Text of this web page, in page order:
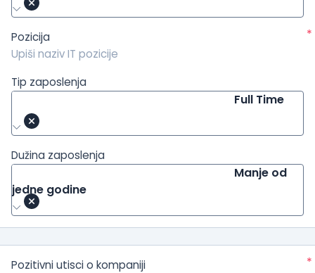
Pozicija *
Tip zaposlenja
Full Time
Dužina zaposlenja
Manje od
jedne godine
Pozitivni utisci o kompaniji *